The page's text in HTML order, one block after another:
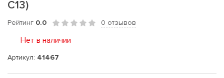
C13)
Рейтинг 0.0 0 отзывов
Нет в наличии
Артикул: 41467